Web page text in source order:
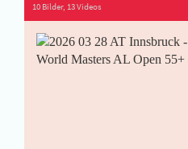
10 Bilder, 13 Videos